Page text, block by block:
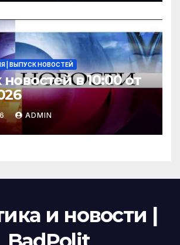
| ВЫПУСК НОВОСТЕЙ
в 10:00 от
ADMIN
и новости |